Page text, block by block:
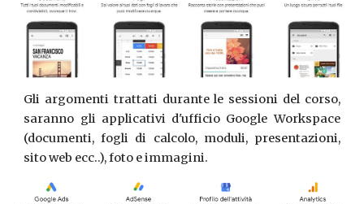
Gli argomenti trattati durante le sessioni del corso,
saranno gli applicativi d'ufficio Google Workspace
(documenti, fogli di calcolo, moduli, presentazioni,
sito web ecc..), foto e immagini.